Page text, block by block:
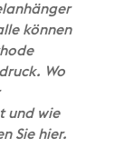
können
Wo
und wie
Sie hier.